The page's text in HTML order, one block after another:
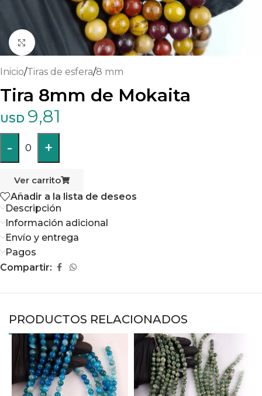
Haga clic para ampliar
Inicio/Tiras de esfera/8 mm
Tira 8mm de Mokaita
USD 9,81
- 0 +
Ver carrito
Añadir a la lista de deseos
Descripción
Información adicional
Envío y entrega
Pagos
Compartir:
PRODUCTOS RELACIONADOS